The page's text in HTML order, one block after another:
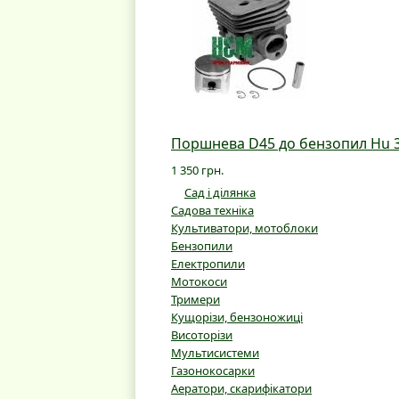
Поршнева D45 до бензопил Hu
1 350 грн.
Сад і ділянка
Садова техніка
Культиватори, мотоблоки
Бензопили
Електропили
Мотокоси
Тримери
Кущорізи, бензоножиці
Висоторізи
Мультисистеми
Газонокосарки
Аератори, скарифікатори